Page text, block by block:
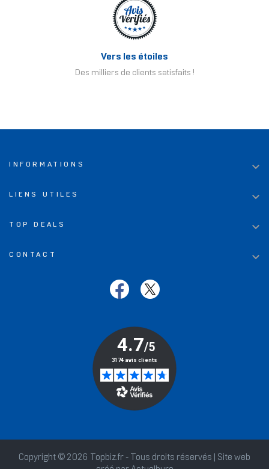
Vers les étoiles
Des milliers de clients satisfaits !
INFORMATIONS 
LIENS UTILES 
TOP DEALS 
CONTACT 
Copyright © 2026 Topbiz.fr - Tous droits réservés | Site web